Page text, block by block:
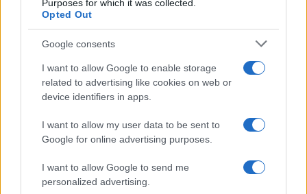
Purposes for which it was collected.
Opted Out
Google consents
I want to allow Google to enable storage
related to advertising like cookies on web or
device identifiers in apps.
I want to allow my user data to be sent to
Google for online advertising purposes.
I want to allow Google to send me
personalized advertising.